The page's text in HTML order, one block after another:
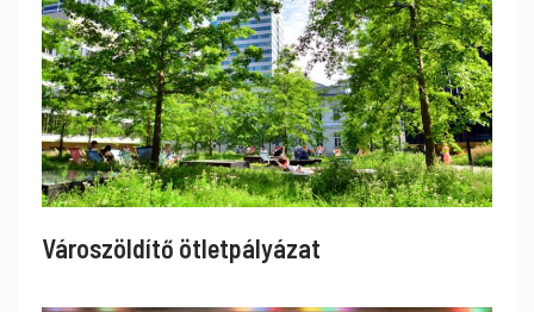
Városzöldítő ötletpályázat